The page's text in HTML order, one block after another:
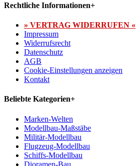
Rechtliche Informationen+
» VERTRAG WIDERRUFEN «
Impressum
Widerrufsrecht
Datenschutz
AGB
Cookie-Einstellungen anzeigen
Kontakt
Beliebte Kategorien+
Marken-Welten
Modellbau-Maßstäbe
Militär-Modellbau
Flugzeug-Modellbau
Schiffs-Modellbau
Dioramen-Bau